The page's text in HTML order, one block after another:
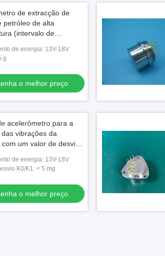
de extracção de
petróleo de alta
(intervalo de
°C)
de energia: 13V-18V
g
o melhor preço
acelerômetro para a
vibrações da
um valor de desvio
de energia: 13V-18V
K0/K1: < 5 mg
o melhor preço